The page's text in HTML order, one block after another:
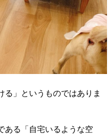
」というものではありま
ある「自宅いるような空